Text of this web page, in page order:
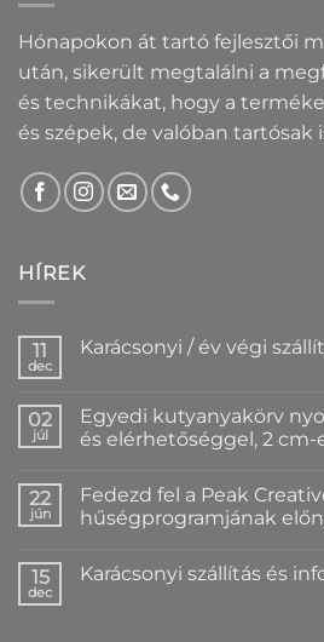
Hónapokon át tartó fejlesztői
után, sikerült megtalálni a
és technikákat, hogy a
és szépek, de valóban tartósak
HÍREK
11
dec
Karácsonyi / év végi
Karácsonyi
/
év
rend
bejegyzéshez
02
júl
Egyedi kutyanyakörv
és elérhetőséggel, 2 cm-
a(z)
Egyedi
kutyanyakörv
névvel
22
jún
Fedezd fel a Peak
hűségprogramjának
a(z)
15
dec
Karácsonyi szállítás és